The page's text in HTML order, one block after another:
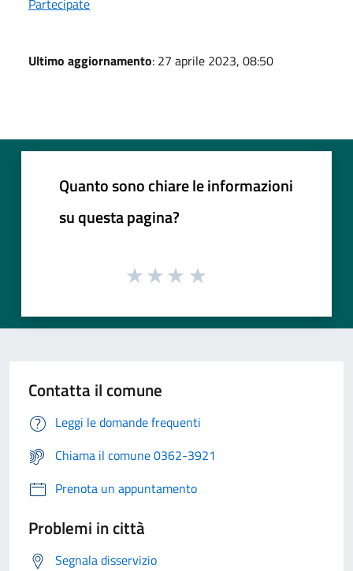
Ultimo aggiornamento: 27 aprile 2023, 08:50
Quanto sono chiare le informazioni
su questa pagina?
Contatta il comune
Leggi le domande frequenti
Chiama il comune 0362-3921
Prenota un appuntamento
Problemi in città
Segnala disservizio